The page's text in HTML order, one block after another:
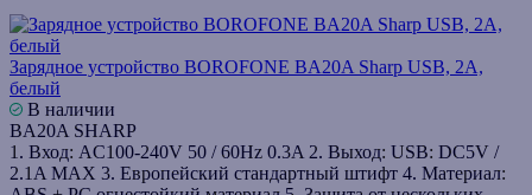
Зарядное устройство BOROFONE BA20A Sharp USB, 2A,
белый
В наличии
BA20A SHARP
1. Вход: AC100-240V 50 / 60Hz 0.3A 2. Выход: USB: DC5V /
2.1A MAX 3. Европейский стандартный штифт 4. Материал: